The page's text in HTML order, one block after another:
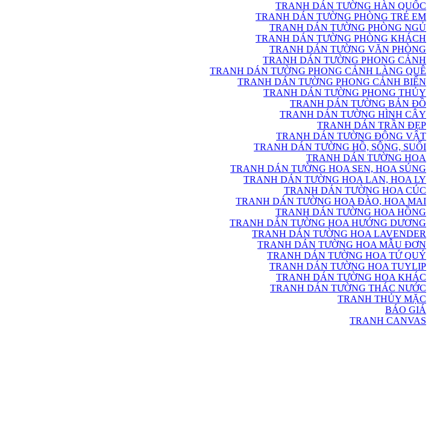
TRANH DÁN TƯỜNG HÀN QUỐC
TRANH DÁN TƯỜNG PHÒNG TRẺ EM
TRANH DÁN TƯỜNG PHÒNG NGỦ
TRANH DÁN TƯỜNG PHÒNG KHÁCH
TRANH DÁN TƯỜNG VĂN PHÒNG
TRANH DÁN TƯỜNG PHONG CẢNH
TRANH DÁN TƯỜNG PHONG CẢNH LÀNG QUÊ
TRANH DÁN TƯỜNG PHONG CẢNH BIỂN
TRANH DÁN TƯỜNG PHONG THỦY
TRANH DÁN TƯỜNG BẢN ĐỒ
TRANH DÁN TƯỜNG HÌNH CÂY
TRANH DÁN TRẦN ĐẸP
TRANH DÁN TƯỜNG ĐỘNG VẬT
TRANH DÁN TƯỜNG HỒ, SÔNG, SUỐI
TRANH DÁN TƯỜNG HOA
TRANH DÁN TƯỜNG HOA SEN, HOA SÚNG
TRANH DÁN TƯỜNG HOA LAN, HOA LY
TRANH DÁN TƯỜNG HOA CÚC
TRANH DÁN TƯỜNG HOA ĐÀO, HOA MAI
TRANH DÁN TƯỜNG HOA HỒNG
TRANH DÁN TƯỜNG HOA HƯỚNG DƯƠNG
TRANH DÁN TƯỜNG HOA LAVENDER
TRANH DÁN TƯỜNG HOA MẪU ĐƠN
TRANH DÁN TƯỜNG HOA TỨ QUÝ
TRANH DÁN TƯỜNG HOA TUYLIP
TRANH DÁN TƯỜNG HOA KHÁC
TRANH DÁN TƯỜNG THÁC NƯỚC
TRANH THỦY MẶC
BÁO GIÁ
TRANH CANVAS